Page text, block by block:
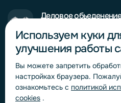
Деловое
Узнавайте о
Используем куки
улучшения работы
Вы можете запретить
настройках браузера.
ознакомьтесь с политикой
cookies .